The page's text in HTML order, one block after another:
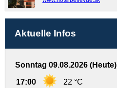
Aktuelle Infos
Sonntag 09.08.2026 (Heute)
17:00 22 °C